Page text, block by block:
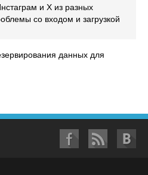
и Х из разных
со входом и загрузкой
данных для